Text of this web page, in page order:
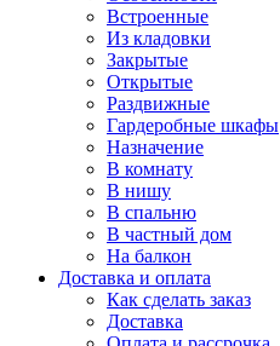
Встроенные
Из кладовки
Закрытые
Открытые
Раздвижные
Гардеробные шкафы
Назначение
В комнату
В нишу
В спальню
В частный дом
На балкон
Доставка и оплата
Как сделать заказ
Доставка